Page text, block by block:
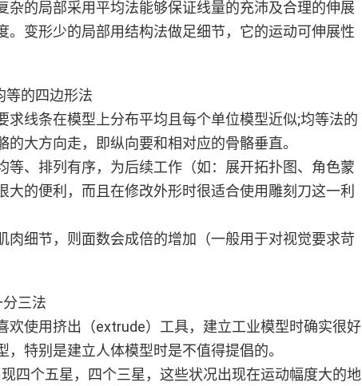
杂的局部采用平均法能够保证线量的充沛及合理的伸展
。变形少的局部用结构法做足细节，它的运动可伸展性
的四边形法
求线条在模型上分布平均且每个单位模型近似;均等法的
的大方向走，即纵向要和相对应的骨骼垂直。
等、排列有序，为后续工作（如：展开拓扑图、角色蒙
大的便利，而且在修改外形时很适合使用雕刻刀这一利
肉细节，则面数会成倍的增加（一般用于对视觉要求苛
三法
欢使用挤出（extrude）工具，建立工业模型时确实很好
，特别是建立人体模型时是不值得提倡的。
四个五星，四个三星，这些状况出现在运动幅度大的地